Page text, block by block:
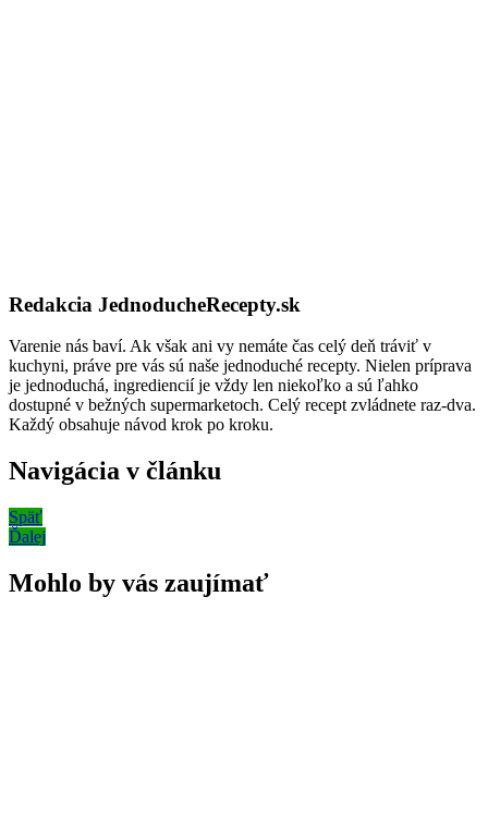
Redakcia JednoducheRecepty.sk
Varenie nás baví. Ak však ani vy nemáte čas celý deň tráviť v
kuchyni, práve pre vás sú naše jednoduché recepty. Nielen príprava
je jednoduchá, ingrediencií je vždy len niekoľko a sú ľahko
dostupné v bežných supermarketoch. Celý recept zvládnete raz-dva.
Každý obsahuje návod krok po kroku.
Navigácia v článku
Späť
Ďalej
Mohlo by vás zaujímať